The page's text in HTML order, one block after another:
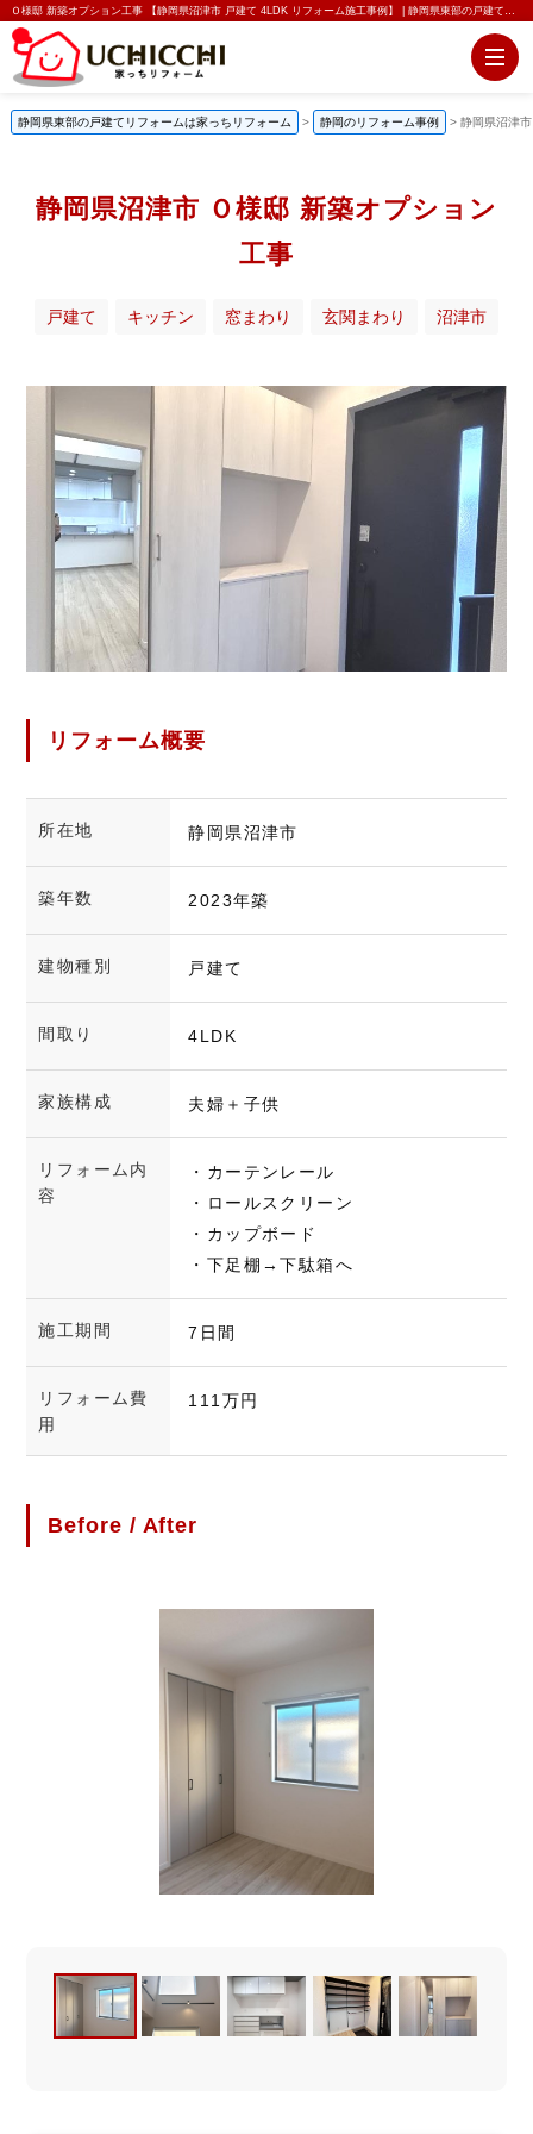
Ｏ様邸 新築オプション工事 【静岡県沼津市 戸建て 4LDK リフォーム施工事例】 | 静岡県東部の戸建てリフォーム（外構・水廻り）は家っちリフォーム
静岡県東部の戸建てリフォームは家っちリフォーム > 静岡のリフォーム事例 > 静岡県沼津
静岡県沼津市 Ｏ様邸 新築オプション
工事
戸建て キッチン 窓まわり 玄関まわり 沼津市
リフォーム概要
所在地 静岡県沼津市
築年数 2023年築
建物種別 戸建て
間取り 4LDK
家族構成 夫婦＋子供
リフォーム内
容
・カーテンレール
・ロールスクリーン
・カップボード
・下足棚→下駄箱へ
施工期間 7日間
リフォーム費
用
111万円
Before / After